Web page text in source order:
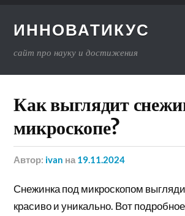
ИННОВАТИКУС
сайт про науку и достижения
Как выглядит
микроскопе?
Автор: ivan на 19.11.2024
Снежинка под микроскопом
красиво и уникально. Вот